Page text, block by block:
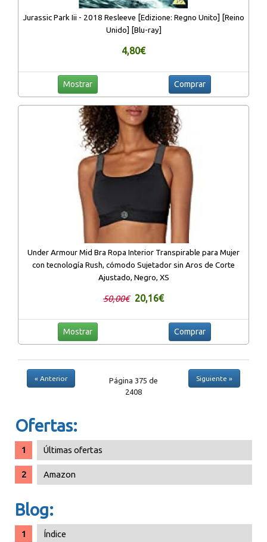
Jurassic Park Iii - 2018 Resleeve [Edizione: Regno Unito] [Reino
Unido] [Blu-ray]
4,80€
Mostrar Comprar
Under Armour Mid Bra Ropa Interior Transpirable para Mujer
con tecnología Rush, cómodo Sujetador sin Aros de Corte
Ajustado, Negro, XS
50,00€ 20,16€
Mostrar Comprar
« Anterior
Página 375 de
2408
Siguiente »
Ofertas:
Últimas ofertas
Amazon
Blog:
Índice